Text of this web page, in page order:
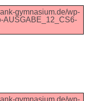
gymnasium.de/wp-
AUSGABE_12_CS6-
gymnasium.de/wp-